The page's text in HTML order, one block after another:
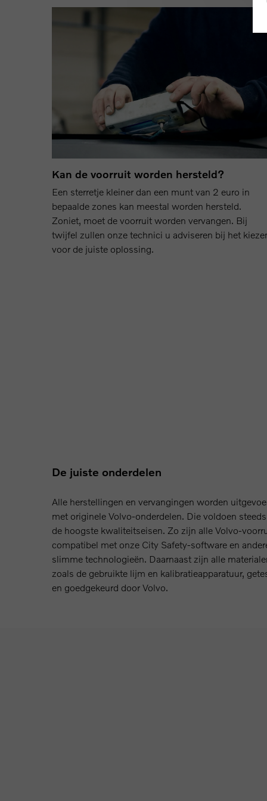
Kan de voorruit worden hersteld?
Een sterretje kleiner dan een munt van 2 euro in
bepaalde zones kan meestal worden hersteld.
Zoniet, moet de voorruit worden vervangen. Bij
twijfel zullen onze technici u adviseren bij het
voor de juiste oplossing.
De juiste onderdelen
Alle herstellingen en vervangingen worden
met originele Volvo-onderdelen. Die voldoen
de hoogste kwaliteitseisen. Zo zijn alle Volvo-
compatibel met onze City Safety-software en
slimme technologieën. Daarnaast zijn alle
zoals de gebruikte lijm en kalibratieapparatuur,
en goedgekeurd door Volvo.